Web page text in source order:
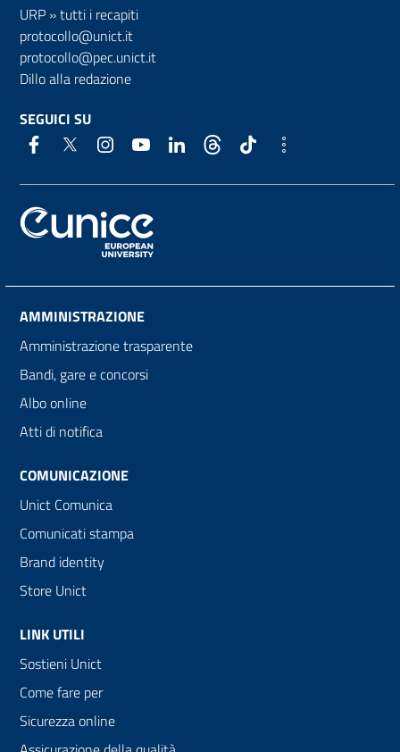
URP »tutti i recapiti
protocollo@unict.it
protocollo@pec.unict.it
Dillo alla redazione
SEGUICI SU
AMMINISTRAZIONE
Amministrazione trasparente
Bandi, gare e concorsi
Albo online
Atti di notifica
COMUNICAZIONE
Unict Comunica
Comunicati stampa
Brand identity
Store Unict
LINK UTILI
Sostieni Unict
Come fare per
Sicurezza online